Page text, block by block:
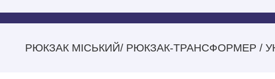
РЮКЗАК МІСЬКИЙ/ РЮКЗАК-ТРАНСФОРМЕР /